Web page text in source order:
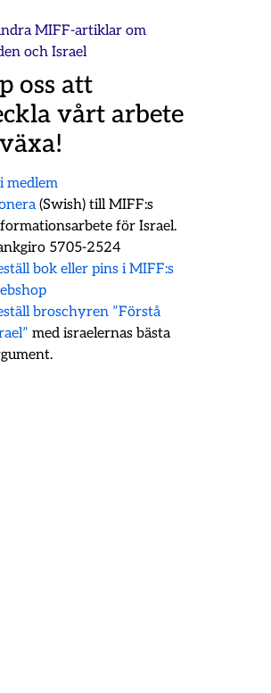
MIFF-artiklar om
och Israel
oss att
vårt arbete
medlem
(Swish) till MIFF:s
för Israel.
5705-2524
bok eller pins i MIFF:s
broschyren ”Förstå
med israelernas bästa